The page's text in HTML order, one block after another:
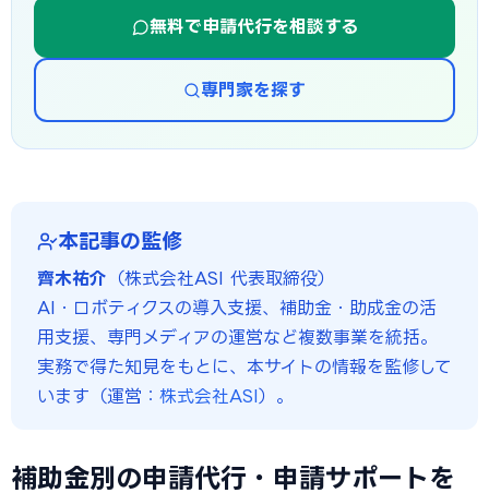
無料で申請代行を相談する
専門家を探す
本記事の監修
齊木祐介 （株式会社ASI 代表取締役）
AI・ロボティクスの導入支援、補助金・助成金の活
用支援、専門メディアの運営など複数事業を統括。
実務で得た知見をもとに、本サイトの情報を監修して
います（運営： 株式会社ASI）。
補助金別の申請代行・申請サポートを